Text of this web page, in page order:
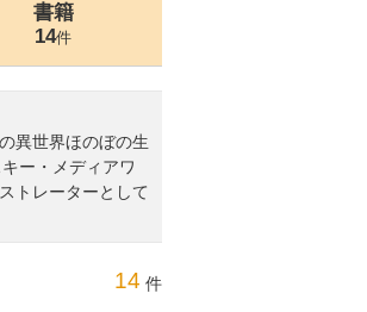
書籍
14件
異世界ほのぼの生
ー・メディアワ
トレーターとして
14 件